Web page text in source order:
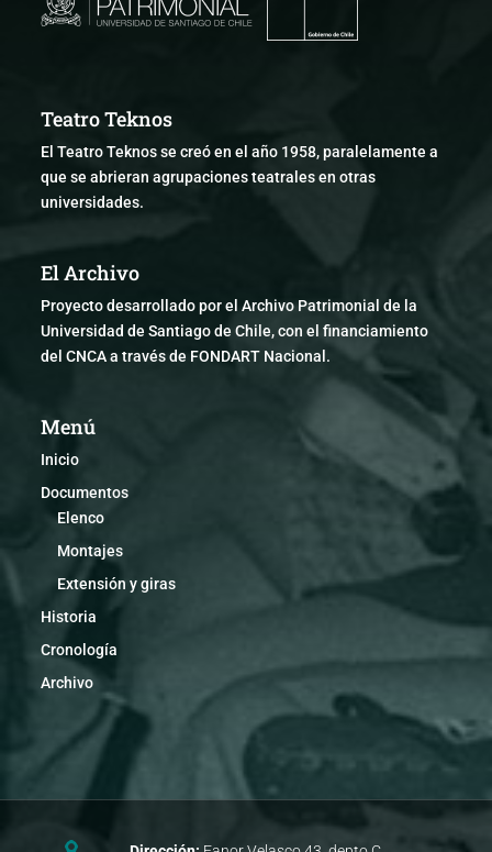
Teatro Teknos
El Teatro Teknos se creó en el año 1958, paralelamente a
que se abrieran agrupaciones teatrales en otras
universidades.
El Archivo
Proyecto desarrollado por el Archivo Patrimonial de la
Universidad de Santiago de Chile, con el financiamiento
del CNCA a través de FONDART Nacional.
Menú
Inicio
Documentos
Elenco
Montajes
Extensión y giras
Historia
Cronología
Archivo